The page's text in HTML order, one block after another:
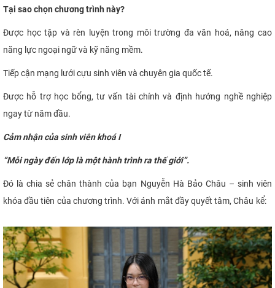
Tại sao chọn chương trình này?
Được học tập và rèn luyện trong môi trường đa văn hoá, nâng cao
năng lực ngoại ngữ và kỹ năng mềm.
Tiếp cận mạng lưới cựu sinh viên và chuyên gia quốc tế.
Được hỗ trợ học bổng, tư vấn tài chính và định hướng nghề nghiệp
ngay từ năm đầu.
Cảm nhận của sinh viên khoá I
“Mỗi ngày đến lớp là một hành trình ra thế giới”.
Đó là chia sẻ chân thành của bạn Nguyễn Hà Bảo Châu – sinh viên
khóa đầu tiên của chương trình. Với ánh mắt đầy quyết tâm, Châu kể: